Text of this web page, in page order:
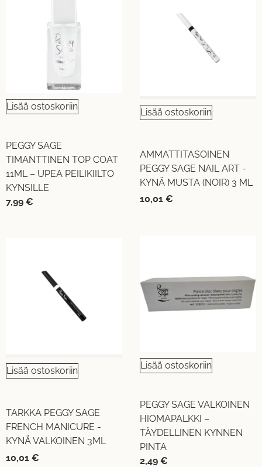
Lisää ostoskoriin
PEGGY SAGE
TIMANTTINEN TOP COAT
11ML – UPEA PEILIKIILTO
KYNSILLE
7,99 €
Lisää ostoskoriin
AMMATTITASOINEN
PEGGY SAGE NAIL ART -
KYNÄ MUSTA (NOIR) 3 ML
10,01 €
Lisää ostoskoriin
TARKKA PEGGY SAGE
FRENCH MANICURE -
KYNÄ VALKOINEN 3ML
10,01 €
Lisää ostoskoriin
PEGGY SAGE VALKOINEN
HIOMAPALKKI –
TÄYDELLINEN KYNNEN
PINTA
2,49 €